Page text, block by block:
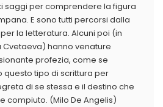
saggi per comprendere la figura
E sono tutti percorsi dalla
la letteratura. Alcuni poi (in
hanno venature
profezia, come se
questo tipo di scrittura per
di se stessa e il destino che
compiuto. (Milo De Angelis)